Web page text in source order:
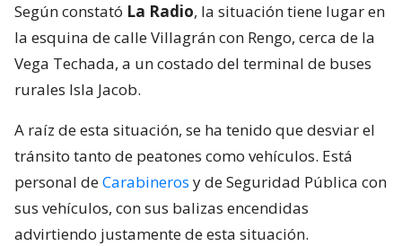
Según constató La Radio, la situación tiene lugar en
la esquina de calle Villagrán con Rengo, cerca de la
Vega Techada, a un costado del terminal de buses
rurales Isla Jacob.
A raíz de esta situación, se ha tenido que desviar el
tránsito tanto de peatones como vehículos. Está
personal deCarabineros y de Seguridad Pública con
sus vehículos, con sus balizas encendidas
advirtiendo justamente de esta situación.